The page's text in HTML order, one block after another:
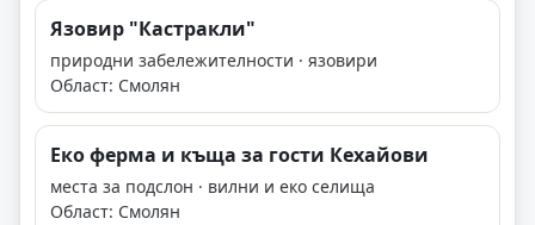
Язовир "Кастракли"
природни забележителности · язовири
Област: Смолян
Еко ферма и къща за гости Кехайови
места за подслон · вилни и еко селища
Област: Смолян